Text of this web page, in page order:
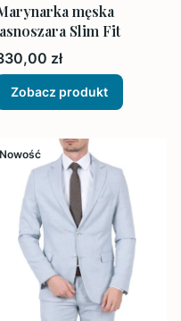
męska
Slim Fit
zł
Zobacz produkt
Nowość